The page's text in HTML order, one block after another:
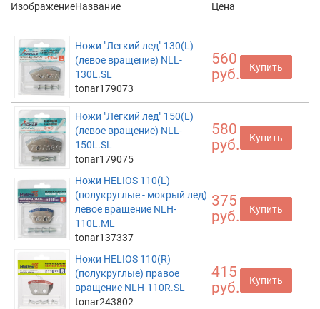
ИзображениеНазвание Цена
Ножи "Легкий лед" 130(L)
(левое вращение) NLL-
130L.SL
tonar179073
560
руб.
Купить
Ножи "Легкий лед" 150(L)
(левое вращение) NLL-
150L.SL
tonar179075
580
руб.
Купить
Ножи HELIOS 110(L)
(полукруглые - мокрый лед)
левое вращение NLH-
110L.ML
tonar137337
375
руб.
Купить
Ножи HELIOS 110(R)
(полукруглые) правое
вращение NLH-110R.SL
tonar243802
415
руб.
Купить